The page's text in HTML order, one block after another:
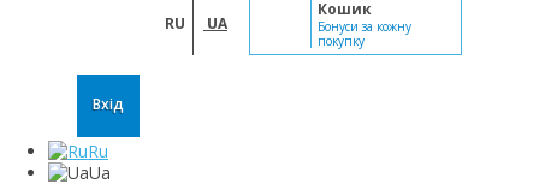
RU UA
Кошик
Бонуси за кожну
покупку
Вхід
Ru
Ua